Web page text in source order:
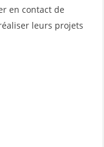
en contact de
leurs projets